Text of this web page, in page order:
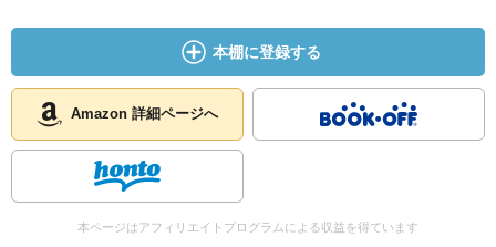
本棚に登録する
Amazon 詳細ページへ
本ページはアフィリエイトプログラムによる収益を得ています